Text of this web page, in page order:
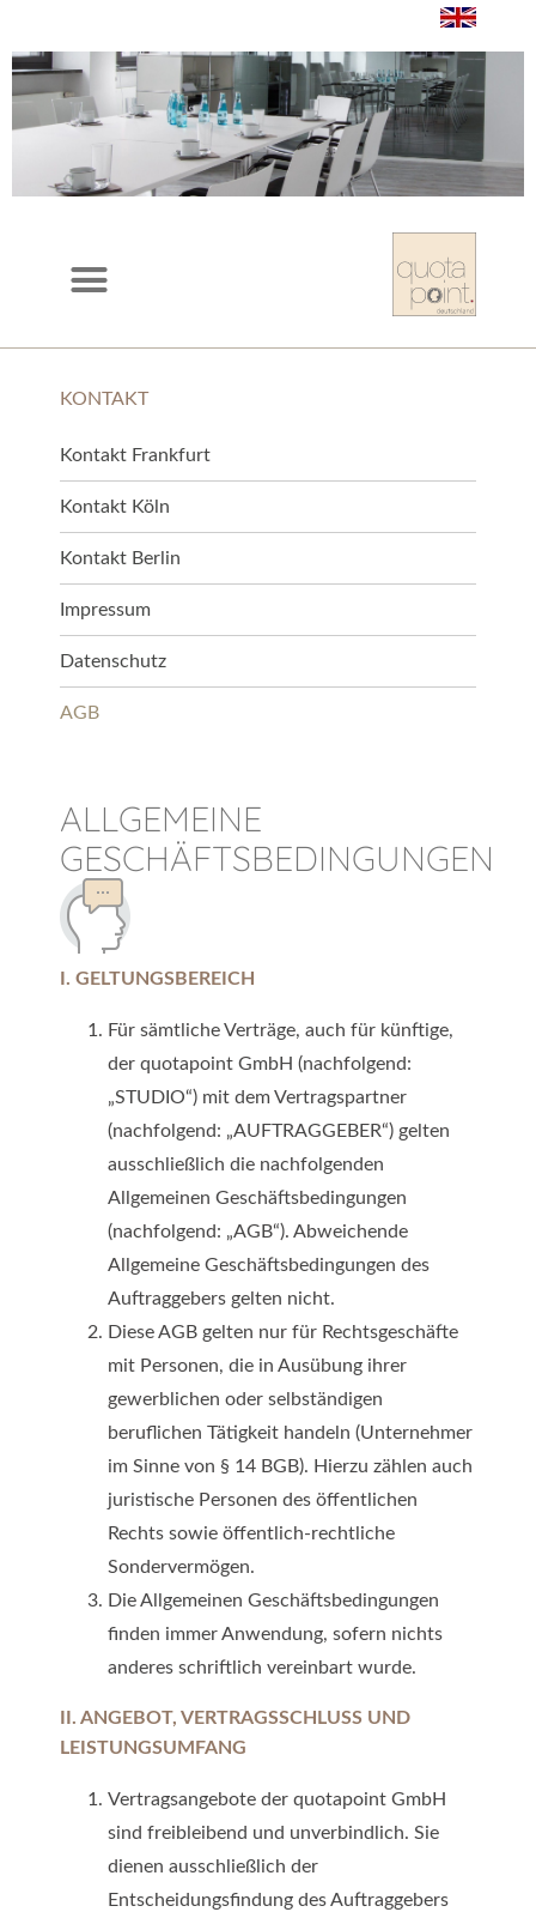
KONTAKT
Kontakt Frankfurt
Kontakt Köln
Kontakt Berlin
Impressum
Datenschutz
AGB
ALLGEMEINE
GESCHÄFTSBEDINGUNGEN
I. GELTUNGSBEREICH
Für sämtliche Verträge, auch für künftige,
der quotapoint GmbH (nachfolgend:
„STUDIO“) mit dem Vertragspartner
(nachfolgend: „AUFTRAGGEBER“) gelten
ausschließlich die nachfolgenden
Allgemeinen Geschäftsbedingungen
(nachfolgend: „AGB“). Abweichende
Allgemeine Geschäftsbedingungen des
Auftraggebers gelten nicht.
Diese AGB gelten nur für Rechtsgeschäfte
mit Personen, die in Ausübung ihrer
gewerblichen oder selbständigen
beruflichen Tätigkeit handeln (Unternehmer
im Sinne von § 14 BGB). Hierzu zählen auch
juristische Personen des öffentlichen
Rechts sowie öffentlich-rechtliche
Sondervermögen.
Die Allgemeinen Geschäftsbedingungen
finden immer Anwendung, sofern nichts
anderes schriftlich vereinbart wurde.
II. ANGEBOT, VERTRAGSSCHLUSS UND
LEISTUNGSUMFANG
Vertragsangebote der quotapoint GmbH
sind freibleibend und unverbindlich. Sie
dienen ausschließlich der
Entscheidungsfindung des Auftraggebers